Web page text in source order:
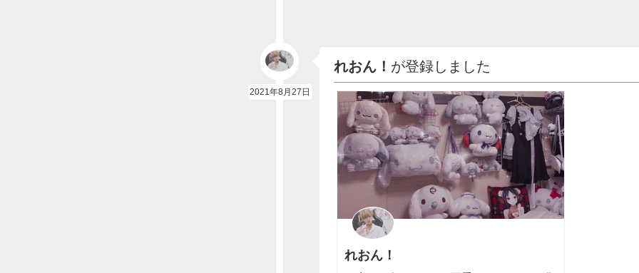
2021年8月27日
れおん！ が登録しました
れおん！